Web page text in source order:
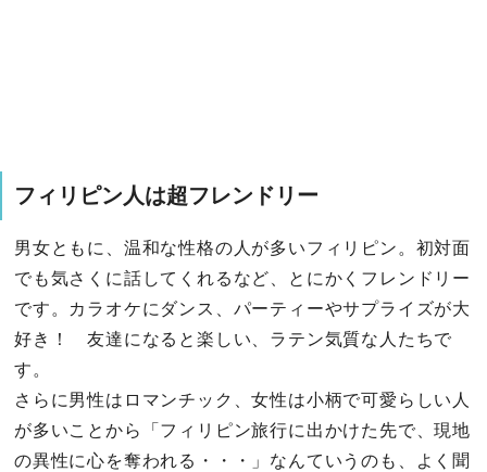
フィリピン人は超フレンドリー
男女ともに、温和な性格の人が多いフィリピン。初対面
でも気さくに話してくれるなど、とにかくフレンドリー
です。カラオケにダンス、パーティーやサプライズが大
好き！ 友達になると楽しい、ラテン気質な人たちで
す。
さらに男性はロマンチック、女性は小柄で可愛らしい人
が多いことから「フィリピン旅行に出かけた先で、現地
の異性に心を奪われる・・・」なんていうのも、よく聞